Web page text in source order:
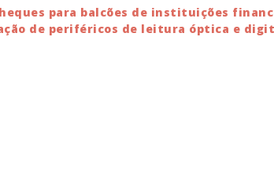
para balcões de instituições
de periféricos de leitura óptica e